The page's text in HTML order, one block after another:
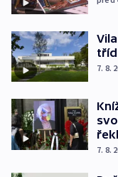
7. 8.
7. 8.